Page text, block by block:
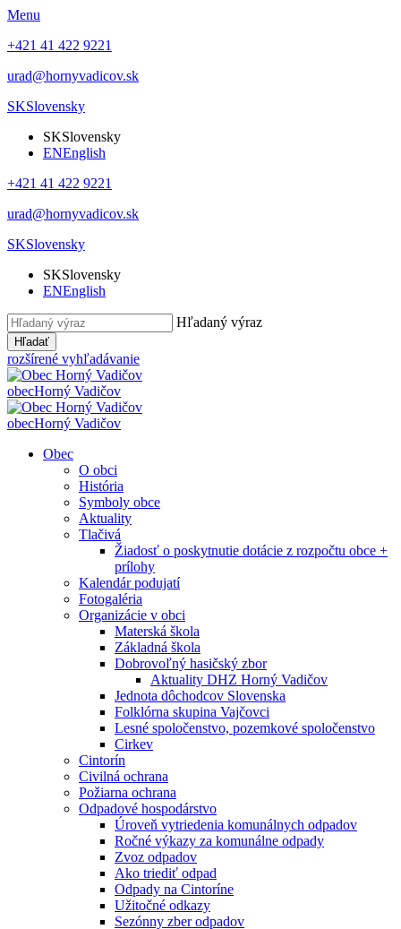
Menu
+421 41 422 9221
urad@hornyvadicov.sk
SKSlovensky
SKSlovensky
ENEnglish
+421 41 422 9221
urad@hornyvadicov.sk
SKSlovensky
SKSlovensky
ENEnglish
Hľadaný výraz
Hľadať
rozšírené vyhľadávanie
obecHorný Vadičov
obecHorný Vadičov
Obec
O obci
História
Symboly obce
Aktuality
Tlačivá
Žiadosť o poskytnutie dotácie z rozpočtu obce +
prílohy
Kalendár podujatí
Fotogaléria
Organizácie v obci
Materská škola
Základná škola
Dobrovoľný hasičský zbor
Aktuality DHZ Horný Vadičov
Jednota dôchodcov Slovenska
Folklórna skupina Vajčovci
Lesné spoločenstvo, pozemkové spoločenstvo
Cirkev
Cintorín
Civilná ochrana
Požiarna ochrana
Odpadové hospodárstvo
Úroveň vytriedenia komunálnych odpadov
Ročné výkazy za komunálne odpady
Zvoz odpadov
Ako triediť odpad
Odpady na Cintoríne
Užitočné odkazy
Sezónny zber odpadov